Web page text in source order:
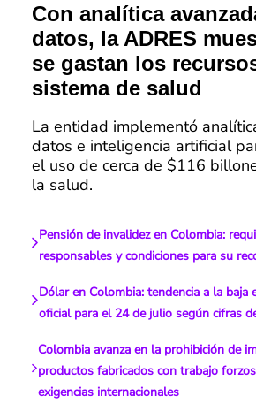
Con analítica
datos, la ADRES
se gastan los
sistema de salud
La entidad implementó
datos e inteligencia artificial
el uso de cerca de $116
la salud.
Pensión de invalidez en Colombia:
responsables y condiciones para su
Dólar en Colombia: tendencia a la baja
oficial para el 24 de julio según cifras
Colombia avanza en la prohibición de
productos fabricados con trabajo
exigencias internacionales